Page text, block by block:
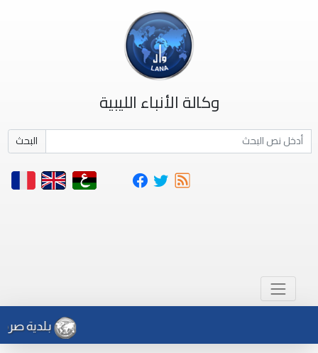
وكالة الأنباء الليبية
البحث
بلدية